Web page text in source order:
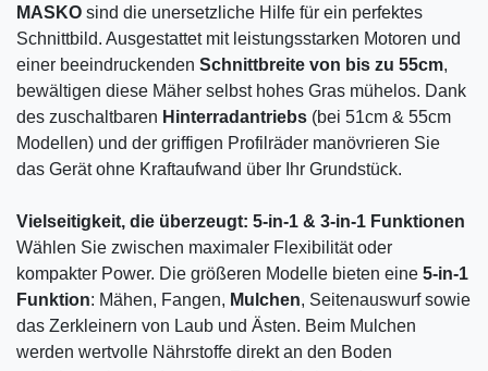
MASKO sind die unersetzliche Hilfe für ein perfektes
Schnittbild. Ausgestattet mit leistungsstarken Motoren und
einer beeindruckenden Schnittbreite von bis zu 55cm,
bewältigen diese Mäher selbst hohes Gras mühelos. Dank
des zuschaltbaren Hinterradantriebs (bei 51cm & 55cm
Modellen) und der griffigen Profilräder manövrieren Sie
das Gerät ohne Kraftaufwand über Ihr Grundstück.
Vielseitigkeit, die überzeugt: 5-in-1 & 3-in-1 Funktionen
Wählen Sie zwischen maximaler Flexibilität oder
kompakter Power. Die größeren Modelle bieten eine 5-in-1
Funktion: Mähen, Fangen, Mulchen, Seitenauswurf sowie
das Zerkleinern von Laub und Ästen. Beim Mulchen
werden wertvolle Nährstoffe direkt an den Boden